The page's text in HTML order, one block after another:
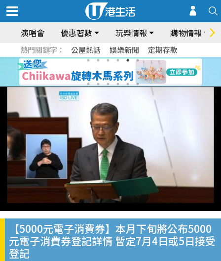
演唱會 優惠著數 玩樂情報 購物情報
熱門關鍵字： 公屋熱話 娛樂新聞 定期存款
【5000元電子消費券】本月下旬將公布5000
元電子消費券登記詳情 暫定7月4日或5日接受
登記